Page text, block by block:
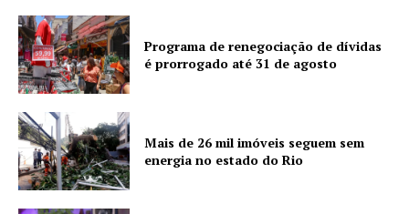
Programa de renegociação de dívidas
é prorrogado até 31 de agosto
Mais de 26 mil imóveis seguem sem
energia no estado do Rio